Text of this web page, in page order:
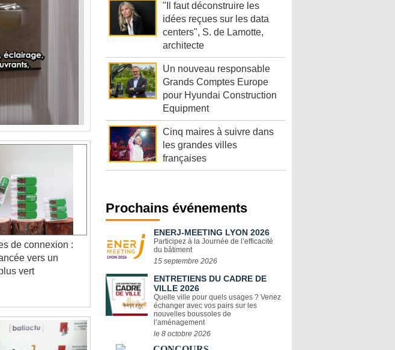
de connexion :
vers un
vert
"Il faut déconstruire les
idées reçues sur les data
centers", S. de Lamotte,
architecte
Un nouveau responsable
Grands Comptes Europe
pour Hyundai Construction
Equipment
Cinq maires à suivre dans
les grandes villes
françaises
Prochains événements
ENERJ-MEETING LYON 2026
Participez à la Journée de l’efficacité
du bâtiment
15 septembre 2026
ENTRETIENS DU CADRE DE
VILLE 2026
Quelle ville pour quels usages ? Venez
échanger avec vos pairs sur les
nouvelles boussoles de
l’aménagement
le 8 octobre 2026